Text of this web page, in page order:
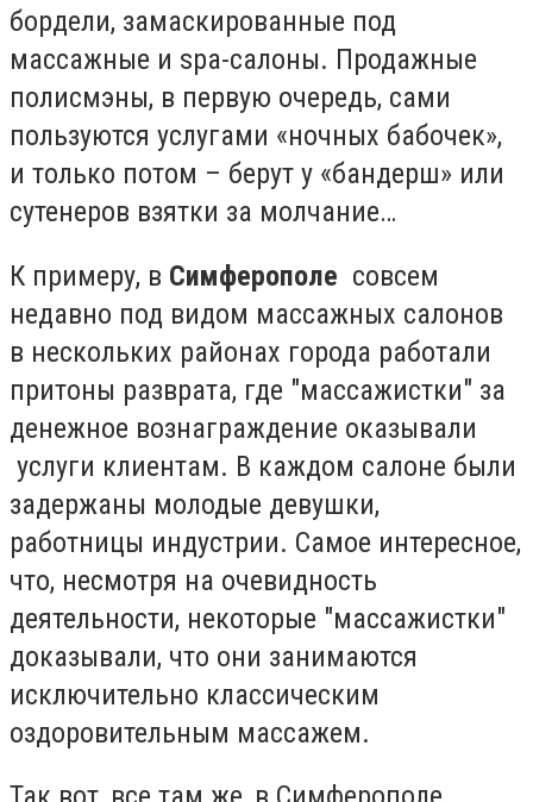
бордели, замаскированные под
массажные и spa-салоны. Продажные
полисмэны, в первую очередь, сами
пользуются услугами «ночных бабочек»,
и только потом – берут у «бандерш» или
сутенеров взятки за молчание…
К примеру, в Симферополе совсем
недавно под видом массажных салонов
в нескольких районах города работали
притоны разврата, где "массажистки" за
денежное вознаграждение оказывали
услуги клиентам. В каждом салоне были
задержаны молодые девушки,
работницы индустрии. Самое интересное,
что, несмотря на очевидность
деятельности, некоторые "массажистки"
доказывали, что они занимаются
исключительно классическим
оздоровительным массажем.